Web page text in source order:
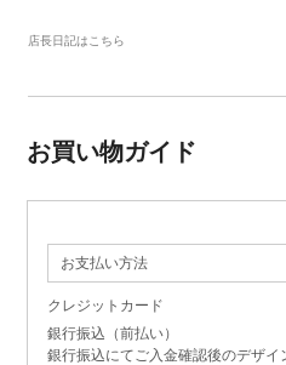
店長日記はこちら
お買い物ガイド
お支払い方法
クレジットカード
銀行振込（前払い）
銀行振込にてご入金確認後のデザイ